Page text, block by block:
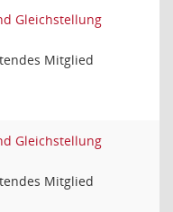
Gleichstellung
Mitglied
Gleichstellung
Mitglied